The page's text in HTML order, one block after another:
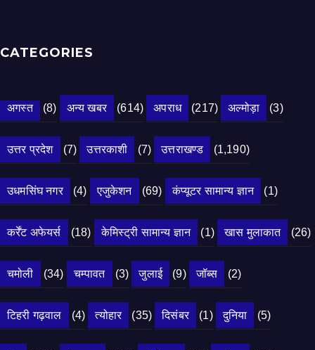
CATEGORIES
अगस्त (8) अन्य खबर (614) अपराध (217) अल्मोड़ा (3)
उत्तर प्रदेश (7) उत्तरकाशी (7) उत्तराखण्ड (1,190)
उधमसिंघ नगर (4) एजुकेशन (69) कंप्यूटर सामान्य ज्ञान (1)
कर्रेंट अफेयर्स (18) केमिस्ट्री सामान्य ज्ञान (1) खास मुलाकात (26)
चमोली (34) चम्पावत (3) जुलाई (9) जॉब्स (2)
टिहरी गढ़वाल (4) त्योहार (35) दिसंबर (1) दुनिया (5)